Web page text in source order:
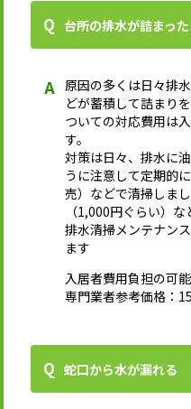
台所の排水が詰まった
原因の多くは日々排
どが蓄積して詰まり
ついての対応費用は
す。
対策は日々、排水に
うに注意して定期的
売）などで清掃しま
（1,000円ぐらい）
排水清掃メンテナン
ます
入居者費用負担の可
専門業者参考価格：
蛇口から水が漏れる